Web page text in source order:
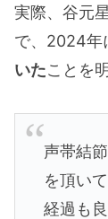
実際、谷元
で、2024年
いたことを
声帯結
を頂い
経過も